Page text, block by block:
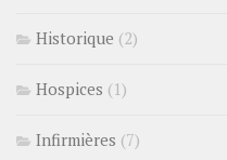
Historique (2)
Hospices (1)
Infirmières (7)